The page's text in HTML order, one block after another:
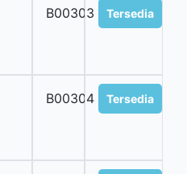
B00303 Tersedia
B00304 Tersedia